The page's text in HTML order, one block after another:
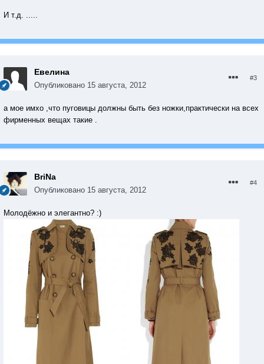
И т.д. .....
Евелина
Опубликовано 15 августа, 2012
#3
а мое имхо ,что пуговицы должны быть без ножки,практически на всех
фирменных вещах такие .
BriNa
Опубликовано 15 августа, 2012
#4
Молодёжно и элегантно? :)